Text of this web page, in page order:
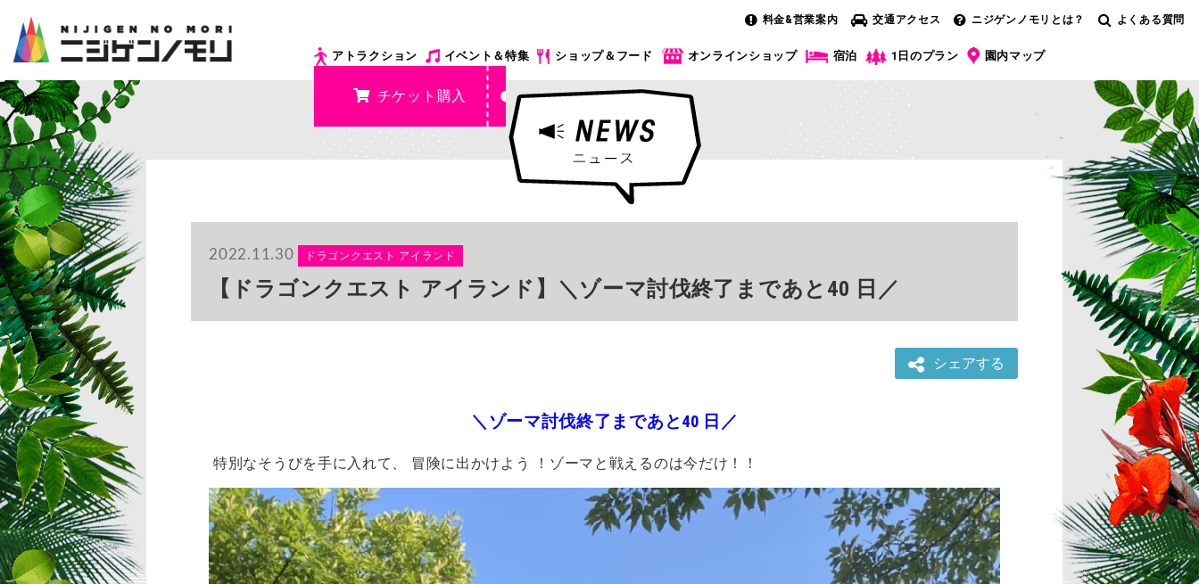
料金&営業案内 交通アクセス ニジゲンノモリとは？ よくある質問
アトラクション イベント＆特集 ショップ＆フード オンラインショップ 宿泊 1日のプラン 園内マップ
チケット購入
2022.11.30 ドラゴンクエスト アイランド
【ドラゴンクエスト アイランド】＼ゾーマ討伐終了まであと40 日／
シェアする
＼ゾーマ討伐終了まであと40 日／
特別なそうびを手に入れて、 冒険に出かけよう ！ ゾーマと戦えるのは今だけ！！